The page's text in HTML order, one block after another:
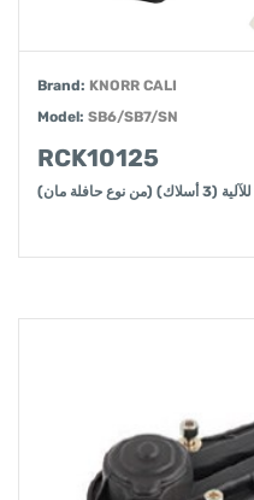
Brand: KNORR CALI
Model: SB6/SB7/SN
RCK10125
نوع حافلة مان)